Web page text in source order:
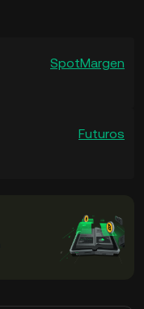
SpotMargen
Futuros